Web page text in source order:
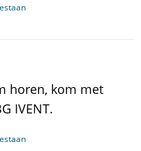
horen, kom met
IVENT.